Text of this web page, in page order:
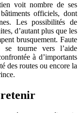
voit nombre de ses
officiels, dont
Les possibilités de
d’autant plus que les
brusquement. Faute
se tourne vers l’aide
à d’importants
des routes ou encore la
retenir